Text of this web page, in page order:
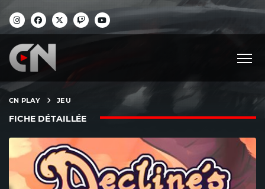
CN PLAY JEU
FICHE DÉTAILLÉE